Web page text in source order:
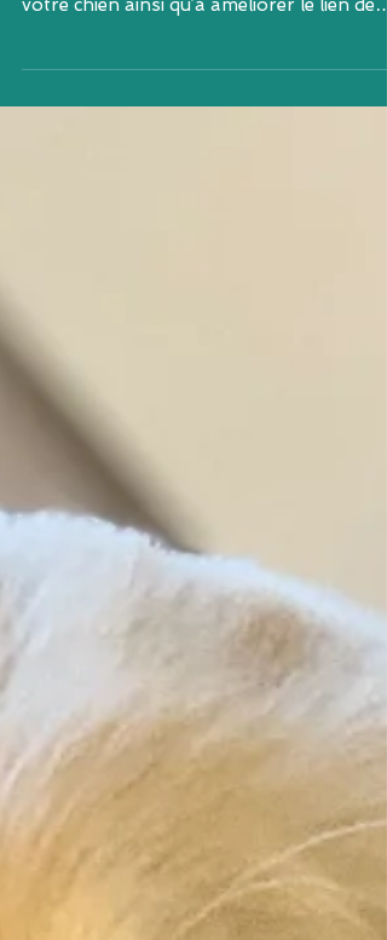
mieux canaliser l’énergie et l’impulsivité de
confiance entre